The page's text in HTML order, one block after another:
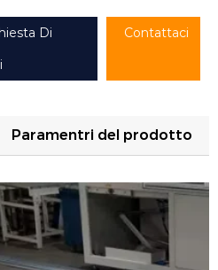
Di
Contattaci
Paramentri del prodotto
a tavola rotante motorizzato, tavola